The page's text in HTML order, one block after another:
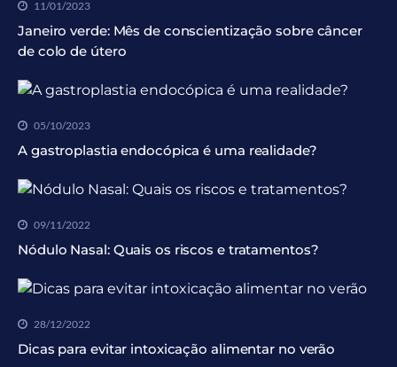
11/01/2023
Janeiro verde: Mês de conscientização sobre câncer
de colo de útero
05/10/2023
A gastroplastia endocópica é uma realidade?
09/11/2022
Nódulo Nasal: Quais os riscos e tratamentos?
28/12/2022
Dicas para evitar intoxicação alimentar no verão